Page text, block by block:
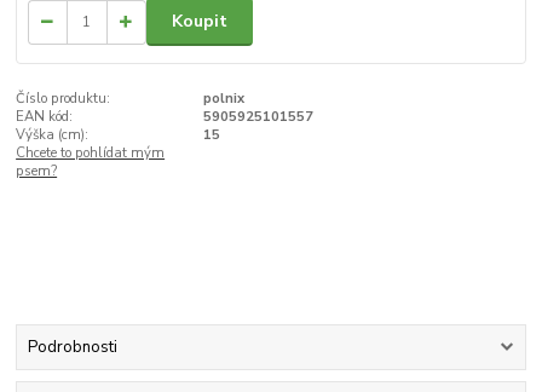
Koupit
Číslo produktu:
polnix
EAN kód:
5905925101557
Výška (cm):
15
Chcete to pohlídat mým
psem?
Podrobnosti